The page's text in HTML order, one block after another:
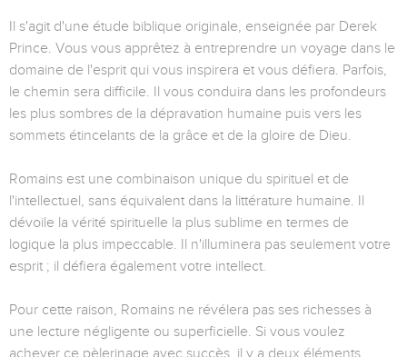
Il s'agit d'une étude biblique originale, enseignée par Derek
Prince. Vous vous apprêtez à entreprendre un voyage dans le
domaine de l'esprit qui vous inspirera et vous défiera. Parfois,
le chemin sera difficile. Il vous conduira dans les profondeurs
les plus sombres de la dépravation humaine puis vers les
sommets étincelants de la grâce et de la gloire de Dieu.
Romains est une combinaison unique du spirituel et de
l'intellectuel, sans équivalent dans la littérature humaine. Il
dévoile la vérité spirituelle la plus sublime en termes de
logique la plus impeccable. Il n'illuminera pas seulement votre
esprit ; il défiera également votre intellect.
Pour cette raison, Romains ne révélera pas ses richesses à
une lecture négligente ou superficielle. Si vous voulez
achever ce pèlerinage avec succès, il y a deux éléments